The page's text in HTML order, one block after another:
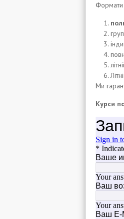
Формати
Ми
Курси